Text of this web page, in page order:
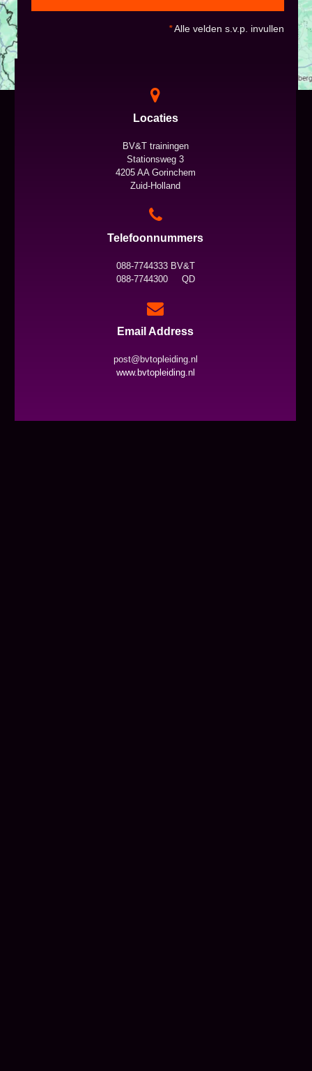
*Alle velden s.v.p. invullen
Locaties
BV&T trainingen
Stationsweg 3
4205 AA Gorinchem
Zuid-Holland
Telefoonnummers
088-7744333 BV&T
088-7744300 QD
Email Address
post@bvtopleiding.nl
www.bvtopleiding.nl